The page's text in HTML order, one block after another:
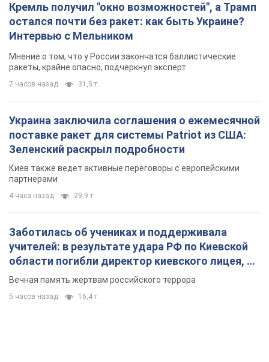
Кремль получил "окно возможностей", а Трамп
остался почти без ракет: как быть Украине?
Интервью с Мельником
Мнение о том, что у России закончатся баллистические
ракеты, крайне опасно, подчеркнул эксперт
7 часов назад 31,5 т.
Украина заключила соглашения о ежемесячной
поставке ракет для системы Patriot из США:
Зеленский раскрыл подробности
Киев также ведет активные переговоры с европейскими
партнерами
4 часа назад 29,9 т.
Заботилась об учениках и поддерживала
учителей: в результате удара РФ по Киевской
области погибли директор киевского лицея, её
муж и внук
Вечная память жертвам российского террора
5 часов назад 16,4 т.